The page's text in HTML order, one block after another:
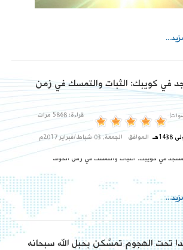
في كويبك: الثبات والتمسك في زمن
قراءة: 5868 مرات
الموافق الجمعة, 03 شباط/فبراير 2017م
تحت الهجوم تمسَّكن بحبل الله سبحانه